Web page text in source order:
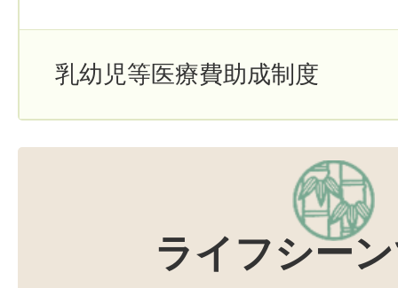
乳幼児等医療費助成制度
ライフシー